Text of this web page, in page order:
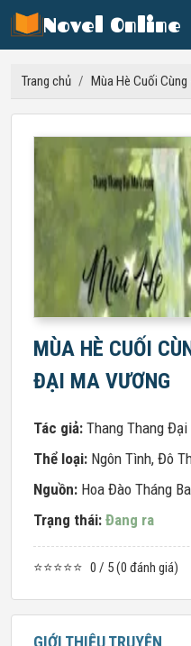
Novel Online
Trang chủ / Mùa Hè Cuối
MÙA HÈ CUỐI
ĐẠI MA VƯƠNG
Tác giả: Thang Thang
Thể loại: Ngôn Tình, Đô
Nguồn: Hoa Đào Tháng
Trạng thái: Đang ra
⭐⭐⭐⭐⭐ 0 / 5 (0 đánh giá)
GIỚI THIỆU TRUYỆN